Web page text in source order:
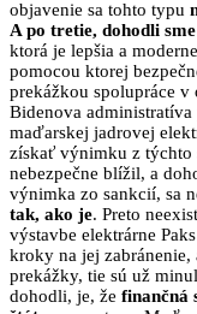
objavenie sa tohto typu
A po tretie, dohodli
ktorá je lepšia a
pomocou ktorej
prekážkou spolupráce
Bidenova
maďarskej jadrovej
získať výnimku z týchto
nebezpečne blížil, a
výnimka zo sankcií, sa
tak, ako je. Preto
výstavbe elektrárne
kroky na jej zabránenie,
prekážky, tie sú už
dohodli, je, že finančná